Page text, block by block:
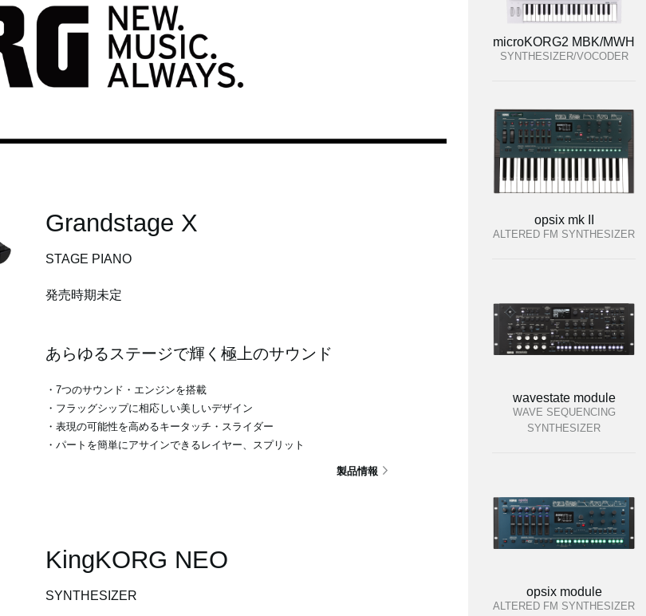
Grandstage X
STAGE PIANO
発売時期未定
あらゆるステージで輝く極上のサウンド
・7つのサウンド・エンジンを搭載
・フラッグシップに相応しい美しいデザイン
・表現の可能性を高めるキータッチ・スライダー
・パートを簡単にアサインできるレイヤー、スプリット
製品情報
KingKORG NEO
SYNTHESIZER
microKORG2 MBK/MWH
SYNTHESIZER/VOCODER
opsix mk II
ALTERED FM SYNTHESIZER
wavestate module
WAVE SEQUENCING
SYNTHESIZER
opsix module
ALTERED FM SYNTHESIZER